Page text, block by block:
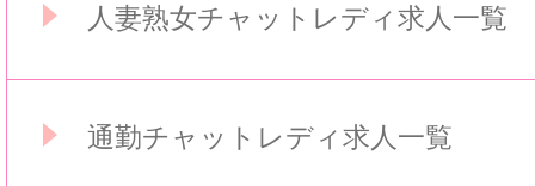
人妻熟女チャットレディ求人一覧
通勤チャットレディ求人一覧